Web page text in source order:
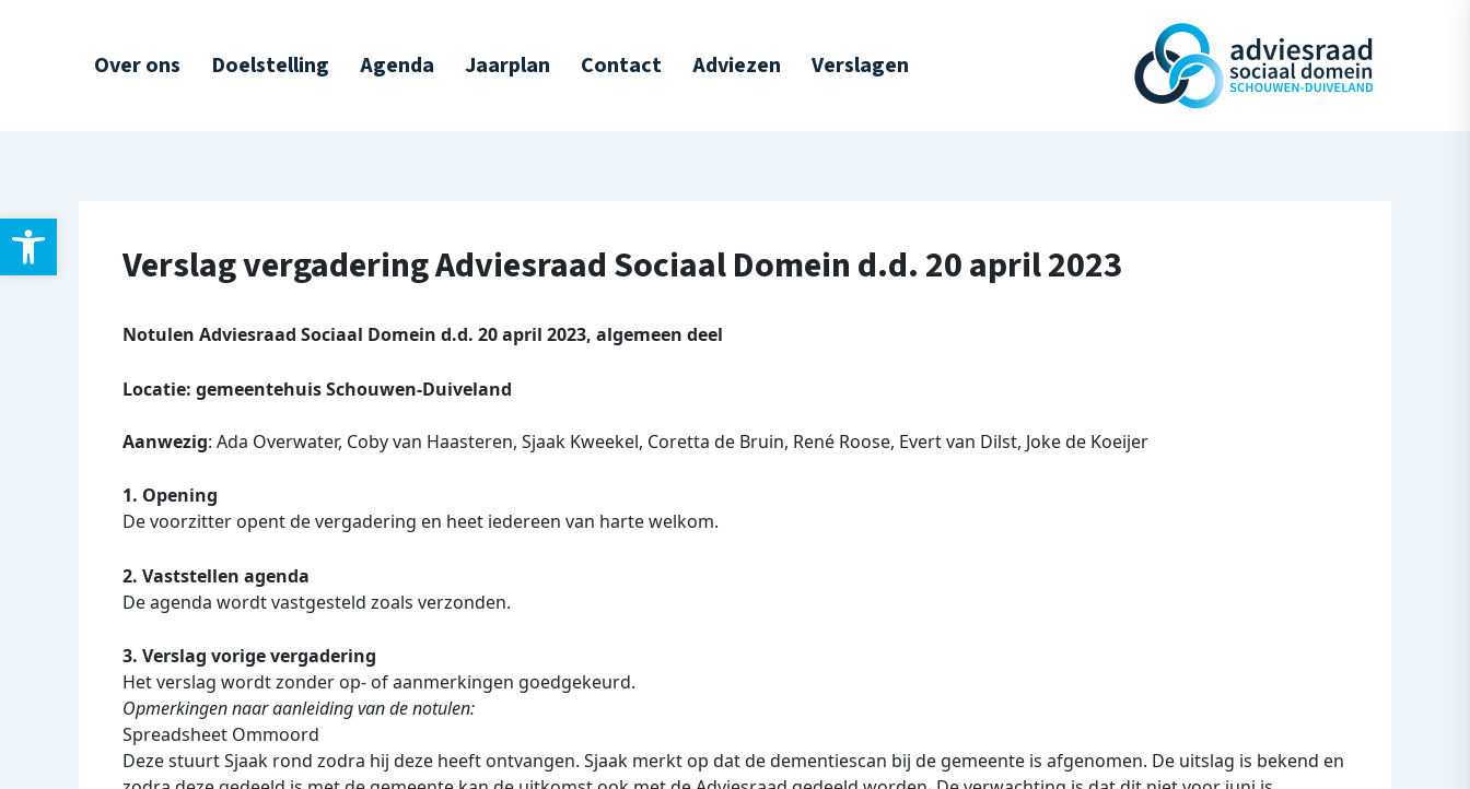
Toolbar openen
Over ons Doelstelling Agenda Jaarplan Contact Adviezen Verslagen
Verslag vergadering Adviesraad Sociaal Domein d.d. 20 april 2023
Notulen Adviesraad Sociaal Domein d.d. 20 april 2023, algemeen deel
Locatie: gemeentehuis Schouwen-Duiveland
Aanwezig: Ada Overwater, Coby van Haasteren, Sjaak Kweekel, Coretta de Bruin, René Roose, Evert van Dilst, Joke de Koeijer
1. Opening
De voorzitter opent de vergadering en heet iedereen van harte welkom.
2. Vaststellen agenda
De agenda wordt vastgesteld zoals verzonden.
3. Verslag vorige vergadering
Het verslag wordt zonder op- of aanmerkingen goedgekeurd.
Opmerkingen naar aanleiding van de notulen:
Spreadsheet Ommoord
Deze stuurt Sjaak rond zodra hij deze heeft ontvangen. Sjaak merkt op dat de dementiescan bij de gemeente is afgenomen. De uitslag is bekend en